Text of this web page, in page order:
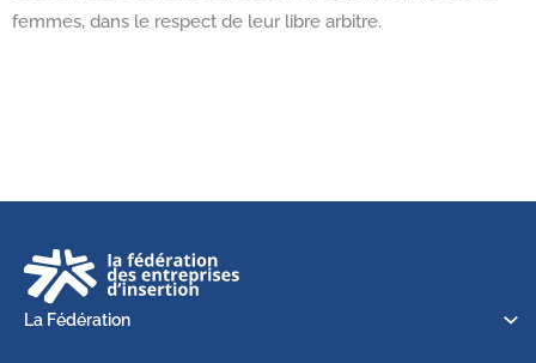
femmes, dans le respect de leur libre arbitre.
La Fédération